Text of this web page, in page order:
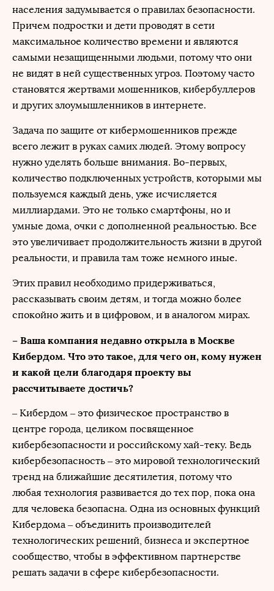
населения задумывается о правилах безопасности.
Причем подростки и дети проводят в сети
максимальное количество времени и являются
самыми незащищенными людьми, потому что они
не видят в ней существенных угроз. Поэтому часто
становятся жертвами мошенников, кибербуллеров
и других злоумышленников в интернете.
Задача по защите от кибермошенников прежде
всего лежит в руках самих людей. Этому вопросу
нужно уделять больше внимания. Во-первых,
количество подключенных устройств, которыми мы
пользуемся каждый день, уже исчисляется
миллиардами. Это не только смартфоны, но и
умные дома, очки с дополненной реальностью. Все
это увеличивает продолжительность жизни в другой
реальности, и правила там тоже немного иные.
Этих правил необходимо придерживаться,
рассказывать своим детям, и тогда можно более
спокойно жить и в цифровом, и в аналогом мирах.
– Ваша компания недавно открыла в Москве
Кибердом. Что это такое, для чего он, кому нужен
и какой цели благодаря проекту вы
рассчитываете достичь?
– Кибердом – это физическое пространство в
центре города, целиком посвященное
кибербезопасности и российскому хай-теку. Ведь
кибербезопасность – это мировой технологический
тренд на ближайшие десятилетия, потому что
любая технология развивается до тех пор, пока она
для человека безопасна. Одна из основных функций
Кибердома – объединить производителей
технологических решений, бизнеса и экспертное
сообщество, чтобы в эффективном партнерстве
решать задачи в сфере кибербезопасности.